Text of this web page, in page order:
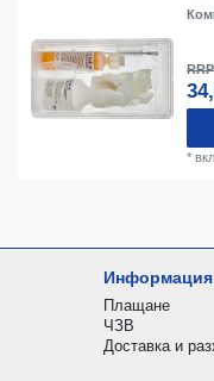
*
Информация
Плащане
ЧЗВ
Доставка и